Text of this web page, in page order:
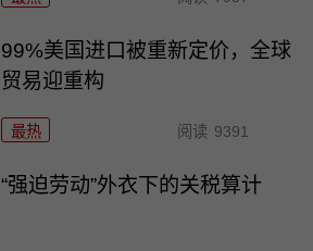
99%美国进口被重新定价，全球
贸易迎重构
最热 阅读 9391
“强迫劳动”外衣下的关税算计